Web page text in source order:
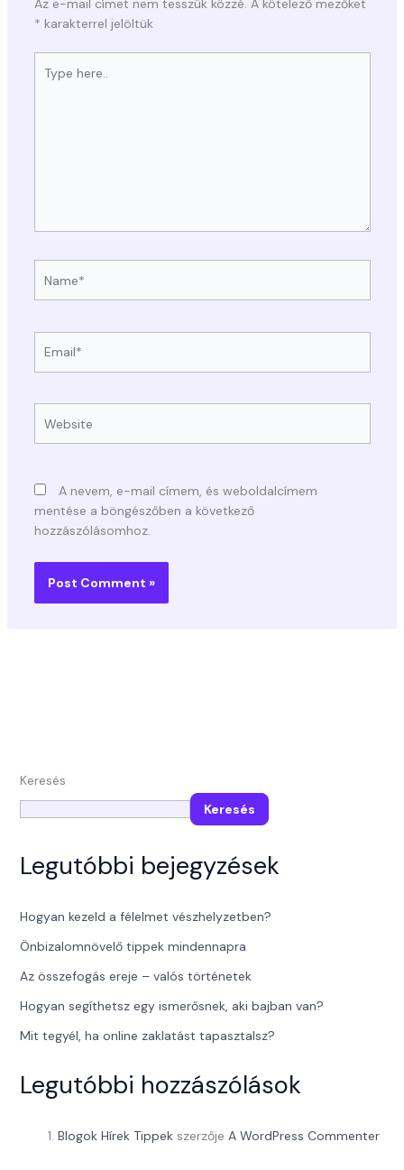
Az e-mail címet nem tesszük közzé. A kötelező mezőket
* karakterrel jelöltük
here..
A nevem, e-mail címem, és weboldalcímem
mentése a böngészőben a következő
hozzászólásomhoz.
Keresés
Keresés
Legutóbbi bejegyzések
Hogyan kezeld a félelmet vészhelyzetben?
Önbizalomnövelő tippek mindennapra
Az összefogás ereje – valós történetek
Hogyan segíthetsz egy ismerősnek, aki bajban van?
Mit tegyél, ha online zaklatást tapasztalsz?
Legutóbbi hozzászólások
Blogok Hírek Tippekszerzője A WordPress Commenter